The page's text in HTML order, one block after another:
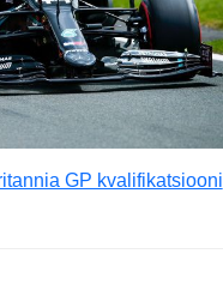
GP kvalifikatsiooni